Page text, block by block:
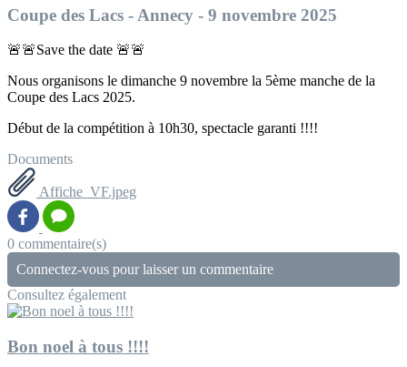
Coupe des Lacs - Annecy - 9 novembre 2025
🚨🚨Save the date 🚨🚨
Nous organisons le dimanche 9 novembre la 5ème manche de la
Coupe des Lacs 2025.
Début de la compétition à 10h30, spectacle garanti !!!!
Documents
Affiche_VF.jpeg
0 commentaire(s)
Connectez-vous pour laisser un commentaire
Consultez également
Bon noel à tous !!!!